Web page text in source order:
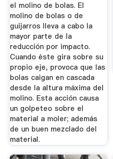
el molino de bolas. El
molino de bolas o de
guijarros lleva a cabo la
mayor parte de la
reducción por impacto.
Cuando éste gira sobre su
propio eje, provoca que las
bolas caigan en cascada
desde la altura máxima del
molino. Esta acción causa
un golpeteo sobre el
material a moler; además
de un buen mezclado del
material.